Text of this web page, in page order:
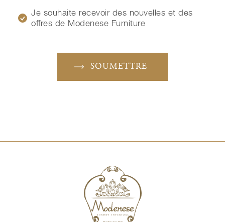
Je souhaite recevoir des nouvelles et des
offres de Modenese Furniture
SOUMETTRE